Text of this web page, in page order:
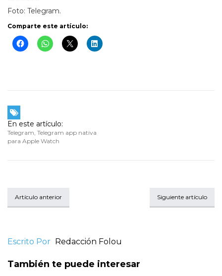
Foto: Telegram.
Comparte este artículo:
En este artículo:
Telegram, Telegram app nativa
para Apple Watch
Artículo anterior Siguiente artículo
Escrito Por Redacción Folou
También te puede interesar